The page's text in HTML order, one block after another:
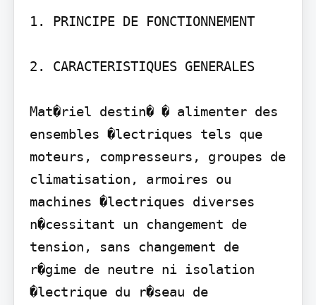
1. PRINCIPE DE FONCTIONNEMENT
2. CARACTERISTIQUES GENERALES
Mat�riel destin� � alimenter des
ensembles �lectriques tels que
moteurs, compresseurs, groupes de
climatisation, armoires ou
machines �lectriques diverses
n�cessitant un changement de
tension, sans changement de
r�gime de neutre ni isolation
�lectrique du r�seau de